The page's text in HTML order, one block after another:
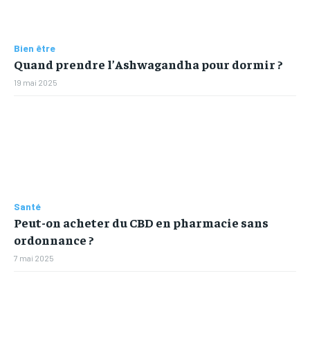
Bien être
Quand prendre l’Ashwagandha pour dormir ?
19 mai 2025
Santé
Peut-on acheter du CBD en pharmacie sans
ordonnance ?
7 mai 2025